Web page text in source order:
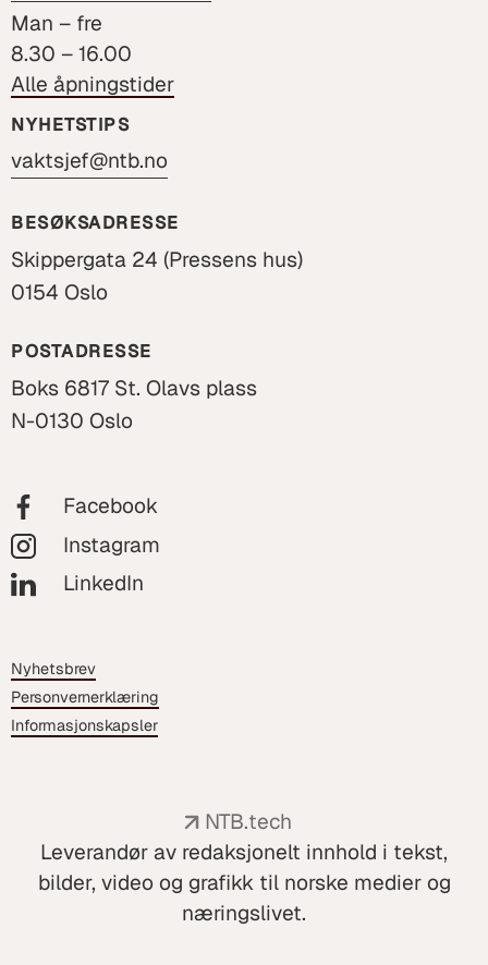
Man – fre
8.30 – 16.00
Alle åpningstider
NYHETSTIPS
vaktsjef@ntb.no
BESØKSADRESSE
Skippergata 24 (Pressens hus)
0154 Oslo
POSTADRESSE
Boks 6817 St. Olavs plass
N-0130 Oslo
Facebook
Instagram
LinkedIn
Nyhetsbrev
Personvernerklæring
Informasjonskapsler
NTB.tech
Leverandør av redaksjonelt innhold i tekst,
bilder, video og grafikk til norske medier og
næringslivet.